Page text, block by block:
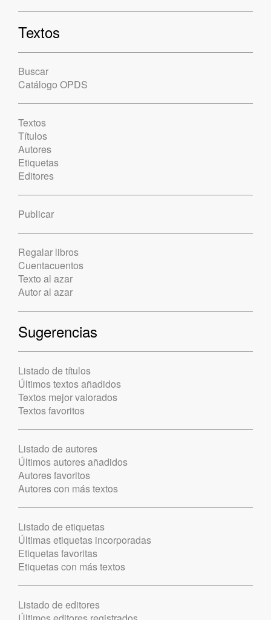
Textos
Buscar
Catálogo OPDS
Textos
Títulos
Autores
Etiquetas
Editores
Publicar
Regalar libros
Cuentacuentos
Texto al azar
Autor al azar
Sugerencias
Listado de títulos
Últimos textos añadidos
Textos mejor valorados
Textos favoritos
Listado de autores
Últimos autores añadidos
Autores favoritos
Autores con más textos
Listado de etiquetas
Últimas etiquetas incorporadas
Etiquetas favoritas
Etiquetas con más textos
Listado de editores